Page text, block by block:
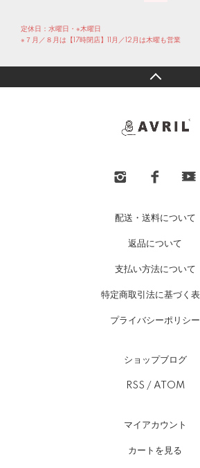
定休日：水曜日・※木曜日
※７月／８月は【17時閉店】11月／12月は木曜も営業
配送・送料について
返品について
支払い方法について
特定商取引法に基づく
プライバシーポリシー
ショップブログ
RSS / ATOM
マイアカウント
カートを見る